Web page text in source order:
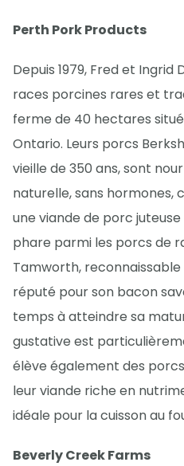
Perth Pork Products
Depuis 1979, Fred et
races porcines rares et
ferme de 40 hectares
Ontario. Leurs porcs
vieille de 350 ans, sont
naturelle, sans hormones,
une viande de porc
phare parmi les porcs de
Tamworth,
réputé pour son bacon
temps à atteindre sa
gustative est
élève également des
leur viande riche en
idéale pour la cuisson au
Beverly Creek Farms